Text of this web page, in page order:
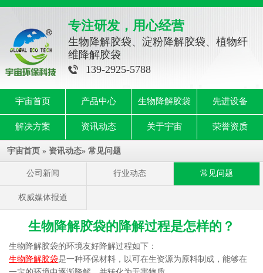
专注研发，用心经营
生物降解胶袋、淀粉降解胶袋、植物纤
维降解胶袋
139-2925-5788
宇宙首页 产品中心 生物降解胶袋 先进设备
解决方案 资讯动态 关于宇宙 荣誉资质
宇宙首页 » 资讯动态» 常见问题
公司新闻 行业动态 常见问题
权威媒体报道
生物降解胶袋的降解过程是怎样的？
生物降解胶袋的环境友好降解过程如下：
生物降解胶袋是一种环保材料，以可在生资源为原料制成，能够在